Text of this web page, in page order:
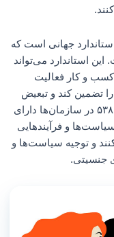
استاندارد ایزو ۵۳۸۰۰ یک استاندارد جهانی است که
استاندارد می‌تواند
و کار فعالیت
تضمین کند و تبعیض
جنسیتی را از بین ببرد. استفاده از ایزو ۵۳۸۰۰ در سازمان‌ها دارای
و فرآیندهایی
و توجیه سیاست‌ها و